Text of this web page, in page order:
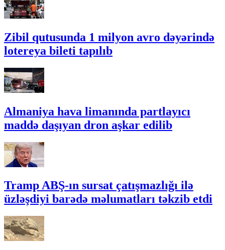
Zibil qutusunda 1 milyon avro dəyərində
lotereya bileti tapılıb
Almaniya hava limanında partlayıcı
maddə daşıyan dron aşkar edilib
Tramp ABŞ-ın sursat çatışmazlığı ilə
üzləşdiyi barədə məlumatları təkzib etdi